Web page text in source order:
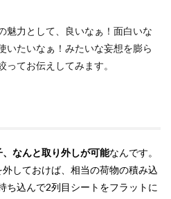
魅力として、良いなぁ！面白いな
いたいなぁ！みたいな妄想を膨ら
ってお伝えしてみます。
なんと取り外しが可能なんです。
しておけば、相当の荷物の積み込
ち込んで2列目シートをフラットに